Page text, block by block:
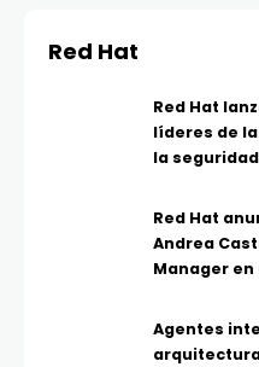
Red Hat
Red Hat
líderes de
la
Red Hat
Andrea
Manager en
Agentes